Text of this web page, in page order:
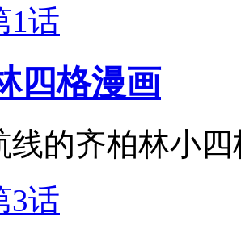
1话
四格漫画
线的齐柏林小四
3话